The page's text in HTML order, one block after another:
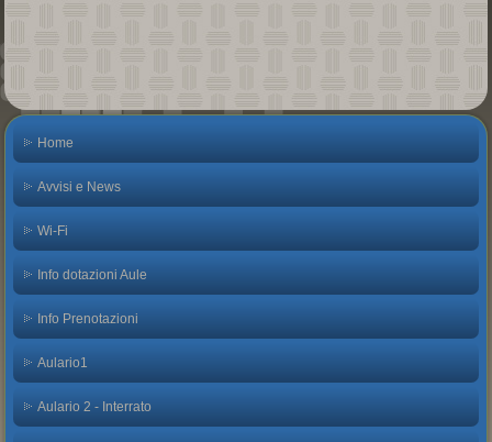
Home
Avvisi e News
Wi-Fi
Info dotazioni Aule
Info Prenotazioni
Aulario1
Aulario 2 - Interrato